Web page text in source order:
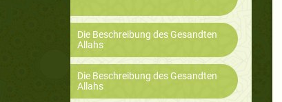
Die Beschreibung des Gesandten
Allahs
Die Beschreibung des Gesandten
Allahs